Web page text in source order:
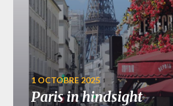
1 OCTOBRE 2025
Paris in hindsight